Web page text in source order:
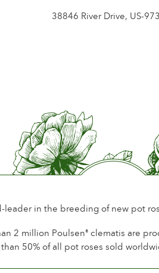
38846 River Drive, US-
leader in the breeding of new pot
2 million Poulsen®clematis are
50% of all pot roses sold